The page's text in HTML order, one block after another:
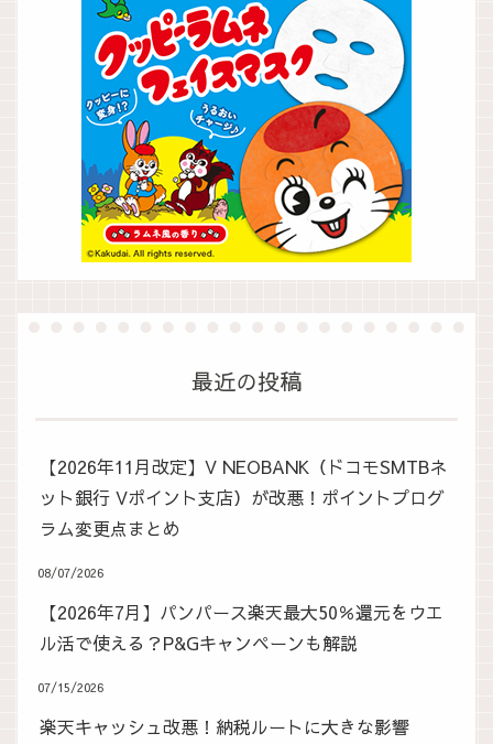
最近の投稿
【2026年11月改定】V NEOBANK（ドコモSMTBネ
ット銀行 Vポイント支店）が改悪！ポイントプログ
ラム変更点まとめ
08/07/2026
【2026年7月】パンパース楽天最大50％還元をウエ
ル活で使える？P&Gキャンペーンも解説
07/15/2026
楽天キャッシュ改悪！納税ルートに大きな影響